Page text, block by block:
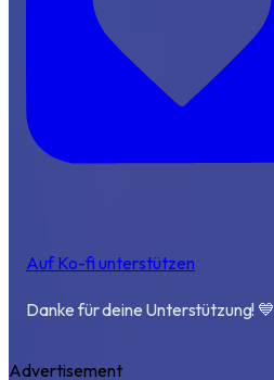
Auf Ko-fi unterstützen
Danke für deine Unterstützung! 💙
Advertisement